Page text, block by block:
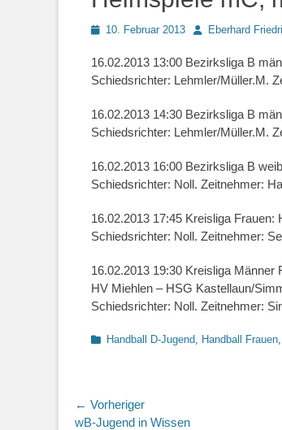
Posted10. Februar 2013 AutorEberhard
16.02.2013 13:00 Bezirksliga B
Schiedsrichter: Lehmler/Müller.M.
16.02.2013 14:30 Bezirksliga B
Schiedsrichter: Lehmler/Müller.M.
16.02.2013 16:00 Bezirksliga B
Schiedsrichter: Noll. Zeitnehmer:
16.02.2013 17:45 Kreisliga
Schiedsrichter: Noll. Zeitnehmer:
16.02.2013 19:30 Kreisliga Männer
HV Miehlen – HSG Kastellaun/
Schiedsrichter: Noll. Zeitnehmer:
Kategorien
Handball D-Jugend Handball Frauen
Beitragsnavigation
← Vorheriger
Vorheriger
wB-Jugend in Wissen